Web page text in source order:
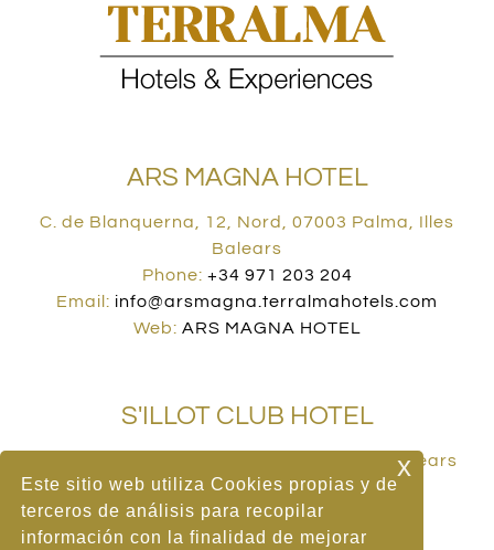
ARS MAGNA HOTEL
C. de Blanquerna, 12, Nord, 07003 Palma, Illes
Balears
Phone: +34 971 203 204
Email: info@arsmagna.terralmahotels.com
Web: ARS MAGNA HOTEL
S'ILLOT CLUB HOTEL
Carrer dels Cards, 2, 07687 S'Illot, Illes Balears
Phone: +34 971 810 034
Email:info@sillot.terralmahotels.com
Web:S'ILLOT CLUB HOTEL
Este sitio web utiliza Cookies propias y de
terceros de análisis para recopilar
información con la finalidad de mejorar
x